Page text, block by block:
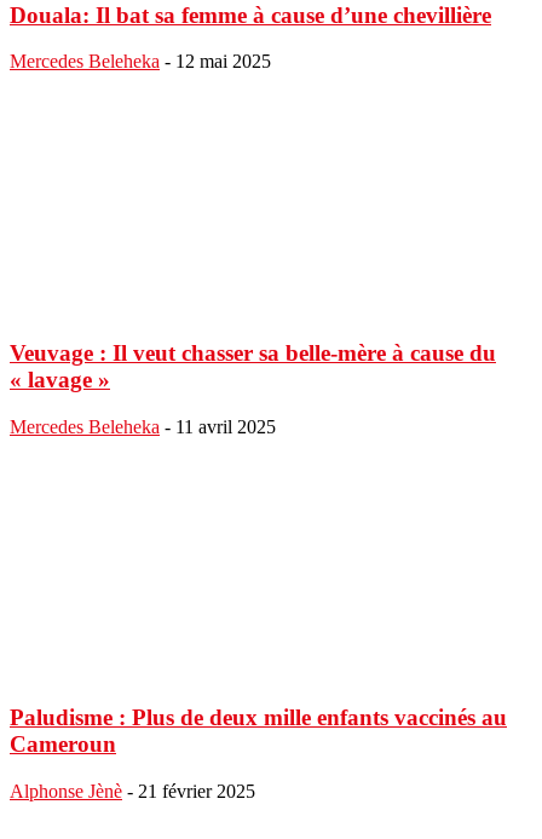
Douala: Il bat sa femme à cause d’une chevillière
Mercedes Beleheka - 12 mai 2025
Veuvage : Il veut chasser sa belle-mère à cause du
« lavage »
Mercedes Beleheka - 11 avril 2025
Paludisme : Plus de deux mille enfants vaccinés au
Cameroun
Alphonse Jènè - 21 février 2025